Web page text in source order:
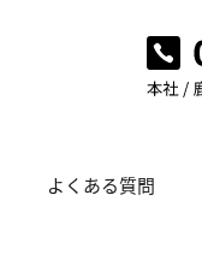
よくある質問